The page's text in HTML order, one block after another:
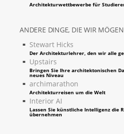
Architekturwettbewerbe für
ANDERE DINGE, DIE WIR MÖGEN
Stewart Hicks
Der Architekturlehrer, den wir alle
Upstairs
Bringen Sie Ihre architektonischen
neues Niveau
archimarathon
Architekturreisen um die Welt
Interior AI
Lassen Sie künstliche Intelligenz die
übernehmen